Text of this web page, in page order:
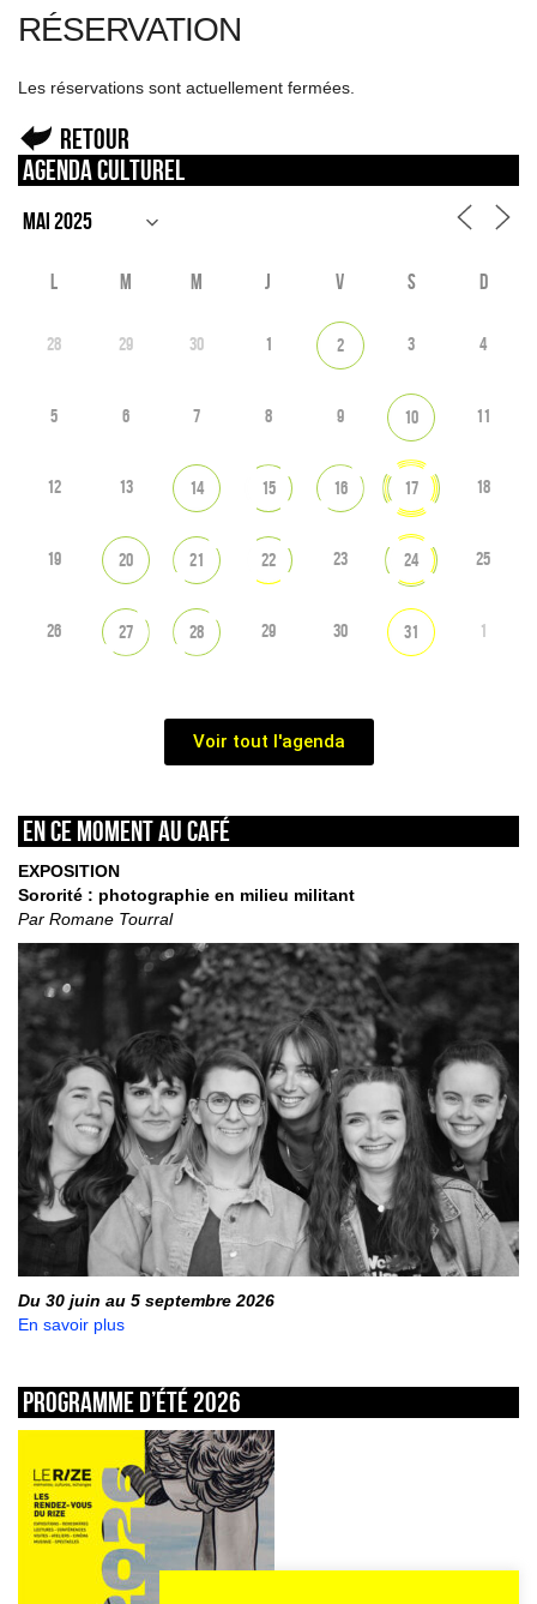
RÉSERVATION
Les réservations sont actuellement fermées.
Retour
Agenda culturel
L M M J V S D
28 29 30 1 2 3 4
5 6 7 8 9 10 11
12 13 14 15 16 17 18
19 20 21 22 23 24 25
26 27 28 29 30 31 1
Voir tout l'agenda
En ce moment au café
EXPOSITION
Sororité : photographie en milieu militant
Par Romane Tourral
Du 30 juin au 5 septembre 2026
En savoir plus
Programme d’été 2026